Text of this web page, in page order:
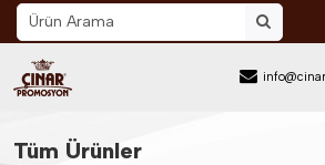
Ana Sayfa
Tüm Ürünler